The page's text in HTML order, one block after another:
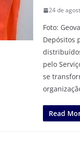
24 de
Foto:
Depósitos
pelo
se
Read